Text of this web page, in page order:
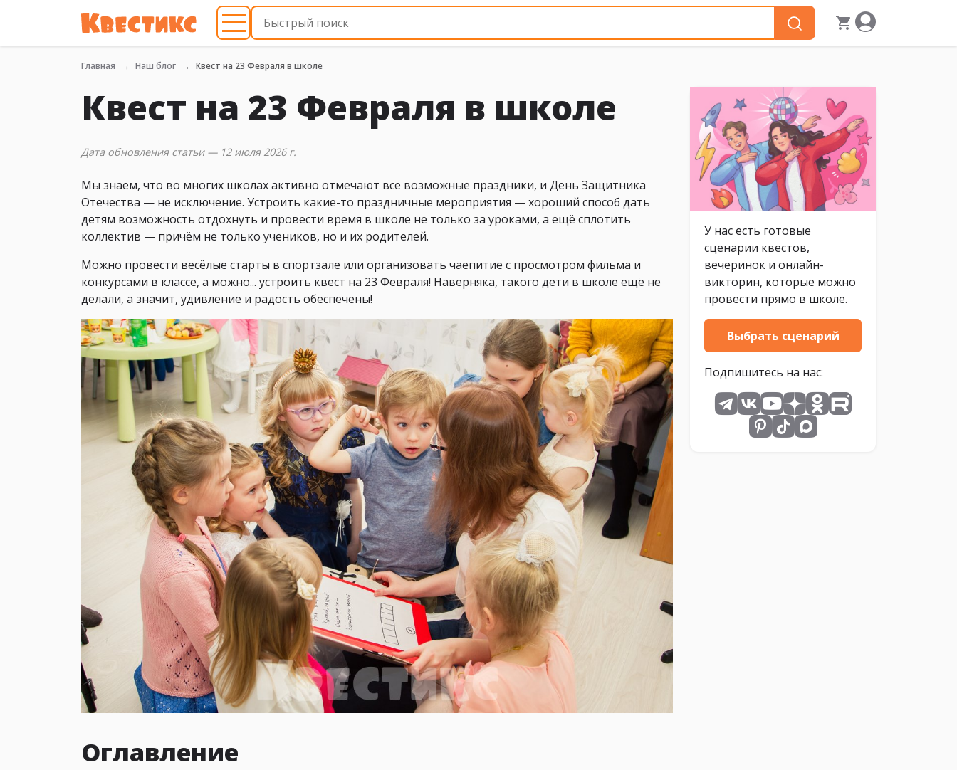
Главная Наш блог Квест на 23 Февраля в школе
Квест на 23 Февраля в школе
Дата обновления статьи — 12 июля 2026 г.
Мы знаем, что во многих школах активно отмечают все возможные праздники, и День Защитника
Отечества — не исключение. Устроить какие-то праздничные мероприятия — хороший способ дать
детям возможность отдохнуть и провести время в школе не только за уроками, а ещё сплотить
коллектив — причём не только учеников, но и их родителей.
Можно провести весёлые старты в спортзале или организовать чаепитие с просмотром фильма и
конкурсами в классе, а можно... устроить квест на 23 Февраля! Наверняка, такого дети в школе ещё не
делали, а значит, удивление и радость обеспечены!
Оглавление
У нас есть готовые
сценарии квестов,
вечеринок и онлайн-
викторин, которые можно
провести прямо в школе.
Выбрать сценарий
Подпишитесь на нас: